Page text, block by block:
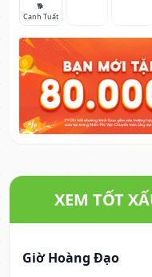
🐕
Canh Tuất
XEM TỐT
Giờ Hoàng Đạo